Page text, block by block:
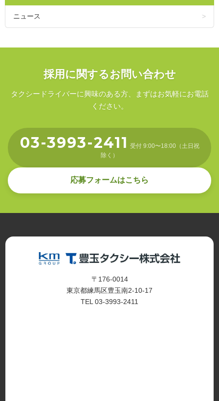
ニュース
採用に関するお問い合わせ
タクシードライバーに興味のある方、まずはお気軽にお電話
ください。
03-3993-2411 受付 9:00〜18:00（土日祝
除く）
応募フォームはこちら
〒176-0014
東京都練馬区豊玉南2-10-17
TEL 03-3993-2411